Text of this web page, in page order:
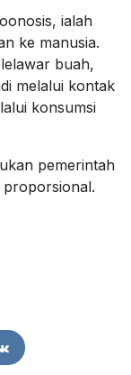
ialah
ke manusia.
buah,
melalui kontak
konsumsi
pemerintah